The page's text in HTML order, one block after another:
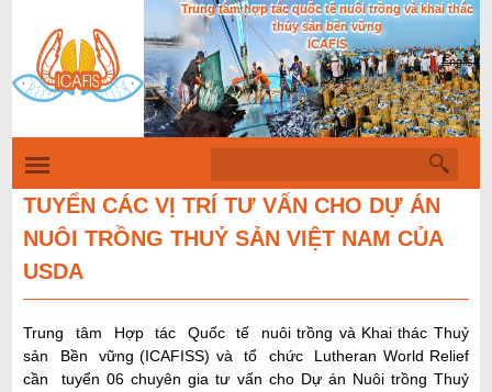
Nhảy
đến
nội
dung
Trung tâm hợp tác quốc tế nuôi trồng và khai thác
thủy sản bền vững
ICAFIS
English
i
ể
t
ì
m
k
i
TUYỂN CÁC VỊ TRÍ TƯ VẤN CHO DỰ ÁN
NUÔI TRỒNG THUỶ SẢN VIỆT NAM CỦA
USDA
Trung tâm Hợp tác Quốc tế nuôi trồng và Khai thác Thuỷ
sản Bền vững (ICAFISS) và tổ chức Lutheran World Relief
cần tuyển 06 chuyên gia tư vấn cho Dự án Nuôi trồng Thuỷ